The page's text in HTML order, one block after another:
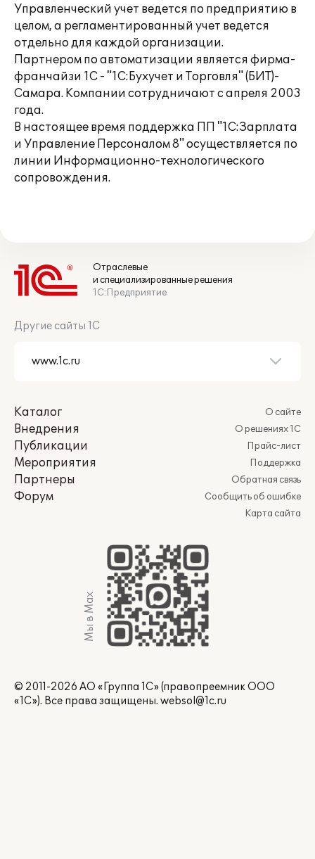
Управленческий учет ведется по предприятию в
целом, а регламентированный учет ведется
отдельно для каждой организации.
Партнером по автоматизации является фирма-
франчайзи 1С - "1С:Бухучет и Торговля" (БИТ)-
Самара. Компании сотрудничают с апреля 2003
года.
В настоящее время поддержка ПП "1С:Зарплата
и Управление Персоналом 8" осуществляется по
линии Информационно-технологического
сопровождения.
Отраслевые
и специализированные решения
1С:Предприятие
Другие сайты 1С
Каталог
Внедрения
Публикации
Мероприятия
Партнеры
Форум
О сайте
О решениях 1С
Прайс-лист
Поддержка
Обратная связь
Сообщить об ошибке
Карта сайта
Мы в Max
© 2011-2026 АО «Группа 1С» (правопреемник ООО
«1С»). Все права защищены. websol@1c.ru